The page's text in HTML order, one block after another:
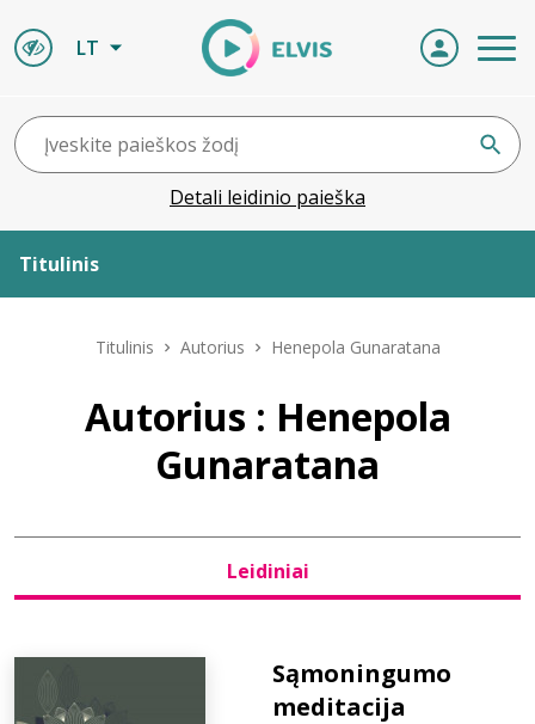
LT
Detali leidinio paieška
Titulinis
Leidiniai
ELVIS atvyksta
Naujienos
Bibliotekoms
D.U.K.
Titulinis Autorius Henepola Gunaratana
Autorius : Henepola
Gunaratana
Leidiniai
Sąmoningumo
meditacija